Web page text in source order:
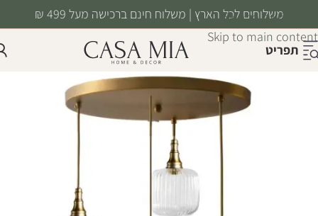
Skip to navigation
Skip to main content
משלוחים לכל הארץ | משלוח חינם ברכישה מעל 499 ₪
תפריט